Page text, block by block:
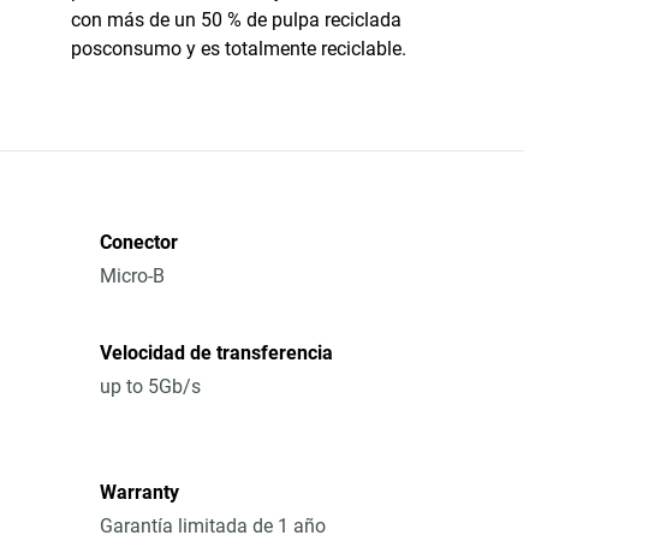
con más de un 50 % de pulpa reciclada
posconsumo y es totalmente reciclable.
Conector
Micro-B
Velocidad de transferencia
up to 5Gb/s
Warranty
Garantía limitada de 1 año